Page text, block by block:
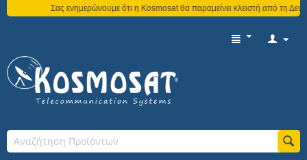
Σας ενημερώνουμε ότι η Kosmosat θα παραμείνει κλειστή από τη